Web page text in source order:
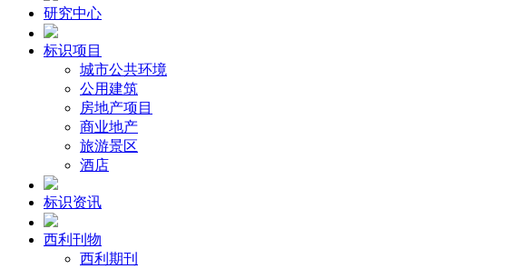
研究中心
标识项目
城市公共环境
公用建筑
房地产项目
商业地产
旅游景区
酒店
标识资讯
西利刊物
西利期刊